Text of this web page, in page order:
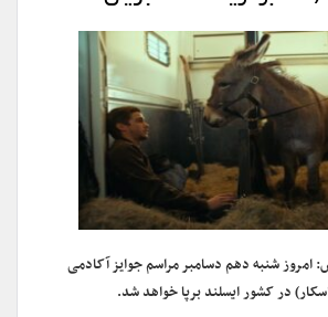
امروز شنبه دهم دسامبر مراسم جوایز آکادمی
در کشور ایسلند برپا خواهد شد.